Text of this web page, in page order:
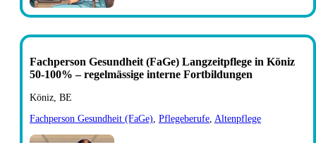
Fachperson Gesundheit (FaGe) Langzeitpflege in Köniz
50-100% – regelmässige interne Fortbildungen
Köniz, BE
Fachperson Gesundheit (FaGe), Pflegeberufe, Altenpflege